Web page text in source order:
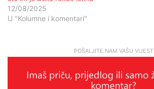
12/08/2025
U "Kolumne i komentari"
POŠALJITE NAM VAŠU VIJEST